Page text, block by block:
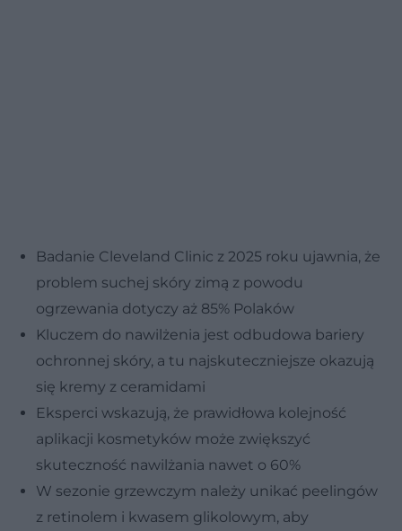
Badanie Cleveland Clinic z 2025 roku ujawnia, że
problem suchej skóry zimą z powodu
ogrzewania dotyczy aż 85% Polaków
Kluczem do nawilżenia jest odbudowa bariery
ochronnej skóry, a tu najskuteczniejsze okazują
się kremy z ceramidami
Eksperci wskazują, że prawidłowa kolejność
aplikacji kosmetyków może zwiększyć
skuteczność nawilżania nawet o 60%
W sezonie grzewczym należy unikać peelingów
z retinolem i kwasem glikolowym, aby